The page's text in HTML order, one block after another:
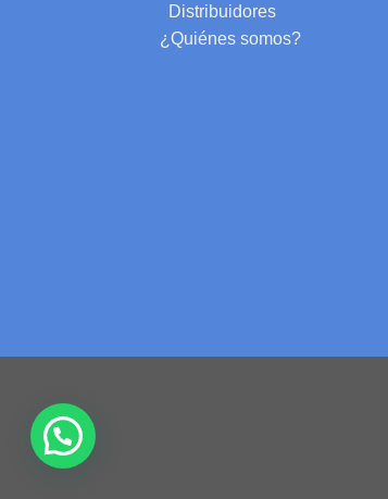
Distribuidores
¿Quiénes somos?